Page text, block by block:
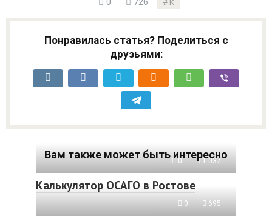
Понравилась статья? Поделиться с
друзьями:
Вам также может быть интересно
0 1 037
Калькулятор ОСАГО в Ростове
0 695